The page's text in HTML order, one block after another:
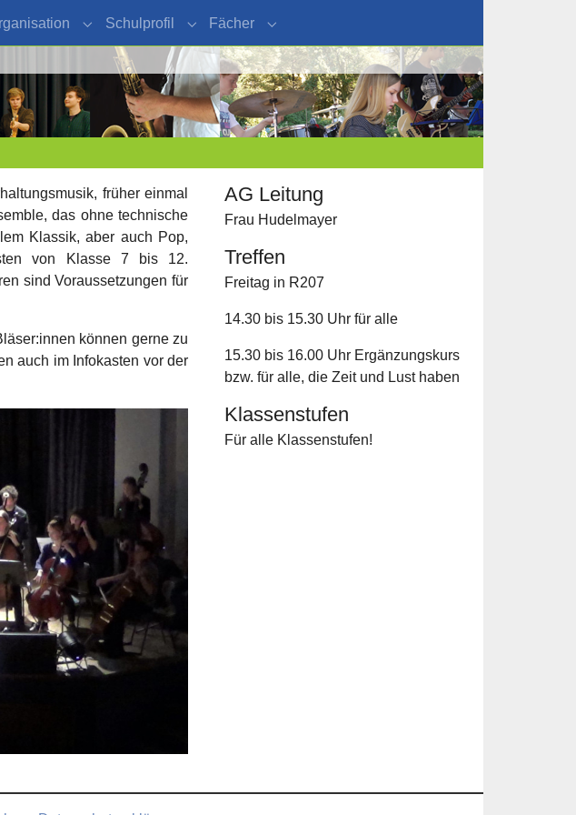
for "Schulleben"Submenu for "Organisation"
Schulprofil
Submenu for "Schulprofil"
Fächer
Submenu for "Fächer"
früher einmal
das ohne technische
Klassik, aber auch Pop,
von Klasse 7 bis 12.
sind Voraussetzungen für
können gerne zu
auch im Infokasten vor der
AG Leitung
Frau Hudelmayer
Treffen
Freitag in R207
14.30 bis 15.30 Uhr für alle
15.30 bis 16.00 Uhr Ergänzungskurs
bzw. für alle, die Zeit und Lust haben
Klassenstufen
Für alle Klassenstufen!